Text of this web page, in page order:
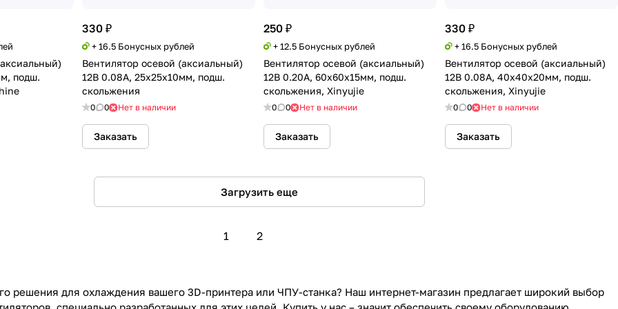
подш.
330 ₽
+ 16.5 Бонусных рублей
Вентилятор осевой (аксиальный)
12В 0.08А, 25х25х10мм, подш.
скольжения
0 0 Нет в наличии
Заказать
250 ₽
+ 12.5 Бонусных рублей
Вентилятор осевой (аксиальный)
12В 0.20А, 60х60х15мм, подш.
скольжения, Xinyujie
0 0 Нет в наличии
Заказать
330 ₽
+ 16.5 Бонусных рублей
Вентилятор осевой (аксиальный)
12В 0.08А, 40х40х20мм, подш.
скольжения, Xinyujie
0 0 Нет в наличии
Заказать
Загрузить еще
1 2
решения для охлаждения вашего 3D-принтера или ЧПУ-станка? Наш интернет-магазин предлагает широкий выбор